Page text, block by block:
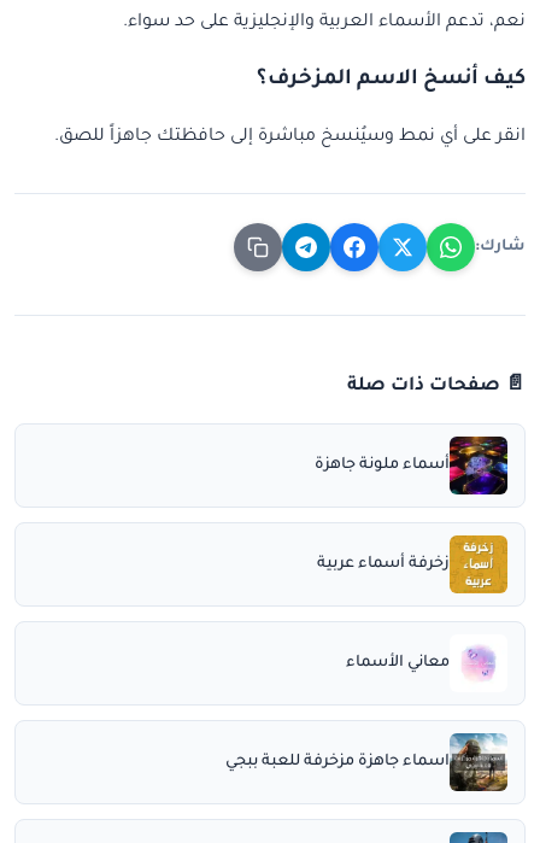
نعم، تدعم الأسماء العربية والإنجليزية على حد سواء.
كيف أنسخ الاسم المزخرف؟
انقر على أي نمط وسيُنسخ مباشرة إلى حافظتك جاهزاً للصق.
شارك:
📄 صفحات ذات صلة
أسماء ملونة جاهزة
زخرفة أسماء عربية
معاني الأسماء
اسماء جاهزة مزخرفة للعبة ببجي